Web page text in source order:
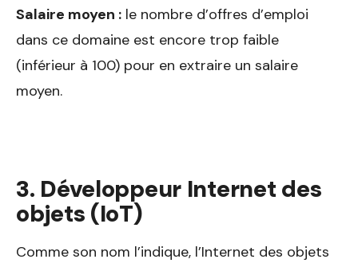
Salaire moyen : le nombre d’offres d’emploi
dans ce domaine est encore trop faible
(inférieur à 100) pour en extraire un salaire
moyen.
3. Développeur Internet des
objets (IoT)
Comme son nom l’indique, l’Internet des objets